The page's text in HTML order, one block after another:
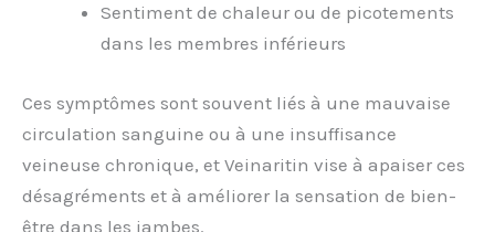
Sentiment de chaleur ou de picotements
dans les membres inférieurs
Ces symptômes sont souvent liés à une mauvaise
circulation sanguine ou à une insuffisance
veineuse chronique, et Veinaritin vise à apaiser ces
désagréments et à améliorer la sensation de bien-
être dans les jambes.